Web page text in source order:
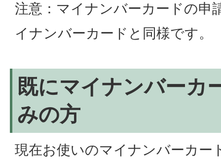
注意：マイナンバーカードの申
イナンバーカードと同様です。
既にマイナンバーカ
みの方
現在お使いのマイナンバーカー